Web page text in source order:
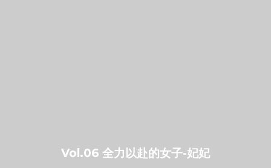
Vol.06 全力以赴的女子-妃妃